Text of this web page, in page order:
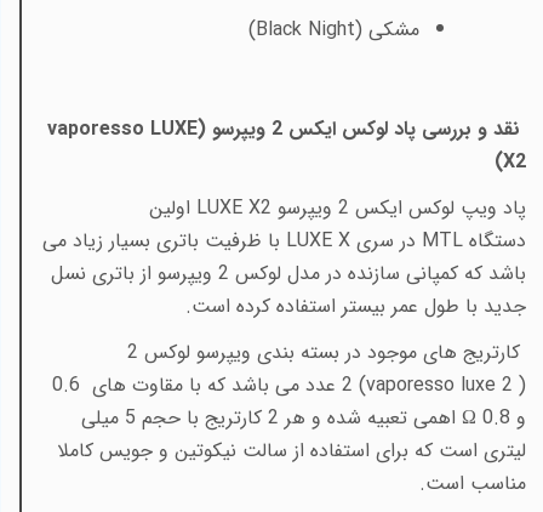
مشکی (Black Night
)
نقد و بررسی پاد لوکس ایکس 2 ویپرسو (
vaporesso LUXE
X2
)
پاد ویپ لوکس ایکس 2 ویپرسو
LUXE X2 اولین
دستگاهMTL در سریLUXE X با ظرفیت باتری بسیار زیاد می
باشد که کمپانی سازنده در مدل لوکس 2 ویپرسو از باتری نسل
جدید با طول عمر بیستر استفاده کرده است.
کارتریج های موجود در بسته بندی ویپرسو لوکس 2
(
vaporesso luxe 2
) 2 عدد می باشد که با مقاوت های 0.6
و 0.8
Ω
اهمی تعبیه شده و هر 2 کارتریج با حجم 5 میلی
لیتری است که برای استفاده از سالت نیکوتین و جویس کاملا
مناسب است.